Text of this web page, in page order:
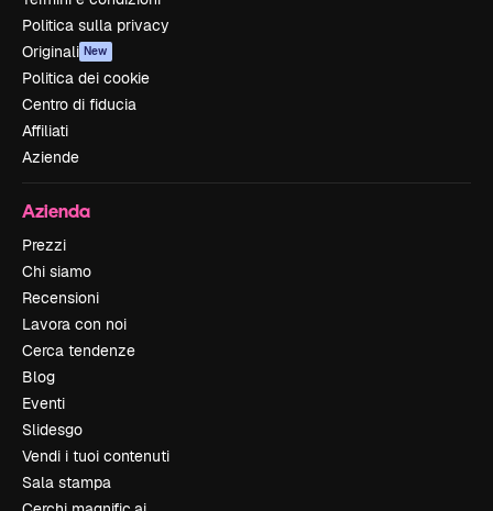
Politica sulla privacy
Originali New
Politica dei cookie
Centro di fiducia
Affiliati
Aziende
Azienda
Prezzi
Chi siamo
Recensioni
Lavora con noi
Cerca tendenze
Blog
Eventi
Slidesgo
Vendi i tuoi contenuti
Sala stampa